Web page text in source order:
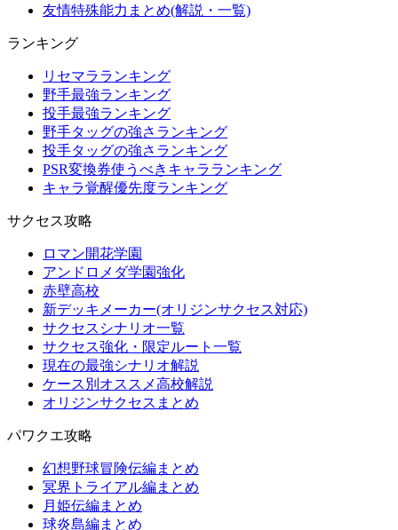
友情特殊能力まとめ(解説・一覧)
ランキング
リセマラランキング
野手最強ランキング
投手最強ランキング
野手タッグの強さランキング
投手タッグの強さランキング
PSR変換券使うべきキャラランキング
キャラ覚醒優先度ランキング
サクセス攻略
ロマン開花学園
アンドロメダ学園強化
赤壁高校
新デッキメーカー(オリジンサクセス対応)
サクセスシナリオ一覧
サクセス強化・限定ルート一覧
現在の最強シナリオ解説
ケース別オススメ高校解説
オリジンサクセスまとめ
パワクエ攻略
幻想野球冒険伝編まとめ
冥界トライアル編まとめ
月姫伝編まとめ
球炎島編まとめ